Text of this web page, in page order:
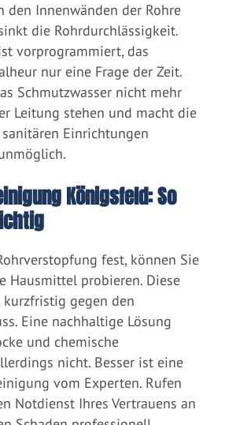
den Innenwänden der Rohre
die Rohrdurchlässigkeit.
vorprogrammiert, das
nur eine Frage der Zeit.
Schmutzwasser nicht mehr
Leitung stehen und macht die
Einrichtungen
Königsfeld: So
fest, können Sie
Hausmittel probieren. Diese
gegen den
Eine nachhaltige Lösung
und chemische
nicht. Besser ist eine
vom Experten. Rufen
Notdienst Ihres Vertrauens an